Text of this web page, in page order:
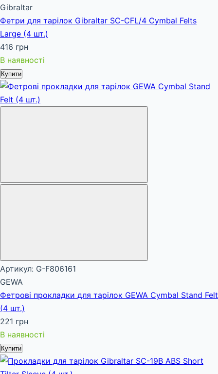
Gibraltar
Фетри для тарілок Gibraltar SC-CFL/4 Cymbal Felts
Large (4 шт.)
416 грн
В наявності
Купити
Артикул: G-F806161
GEWA
Фетрові прокладки для тарілок GEWA Cymbal Stand Felt
(4 шт.)
221 грн
В наявності
Купити